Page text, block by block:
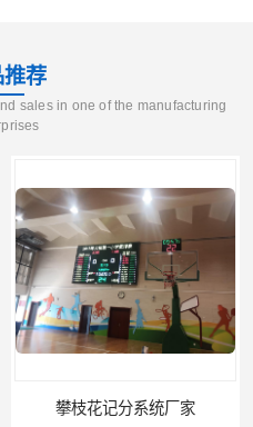
推荐
sales in one of the manufacturing
攀枝花记分系统厂家